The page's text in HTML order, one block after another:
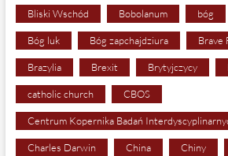
Bliski Wschód Bobolanum bóg
Bóg luk Bóg zapchajdziura Brave
Brazylia Brexit Brytyjczycy
catholic church CBOS
Centrum Kopernika Badań
Charles Darwin China Chiny